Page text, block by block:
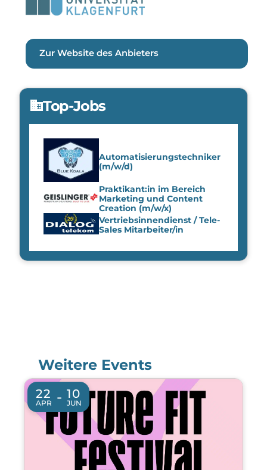
Zur Website des Anbieters
domainTop-Jobs
Automatisierungstechniker
(m/w/d)
Praktikant:in im Bereich
Marketing und Content
Creation (m/w/x)
Vertriebsinnendienst / Tele-
Sales Mitarbeiter/in
Weitere Events
22
APR - 10
JUN